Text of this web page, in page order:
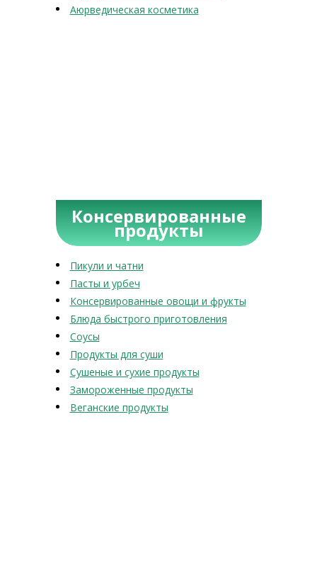
Аюрведическая косметика
Консервированные
продукты
Пикули и чатни
Пасты и урбеч
Консервированные овощи и фрукты
Блюда быстрого приготовления
Соусы
Продукты для суши
Сушеные и сухие продукты
Замороженные продукты
Веганские продукты